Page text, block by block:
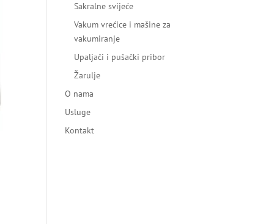
Sakralne svijeće
Vakum vrećice i mašine za
vakumiranje
Upaljači i pušački pribor
Žarulje
O nama
Usluge
Kontakt